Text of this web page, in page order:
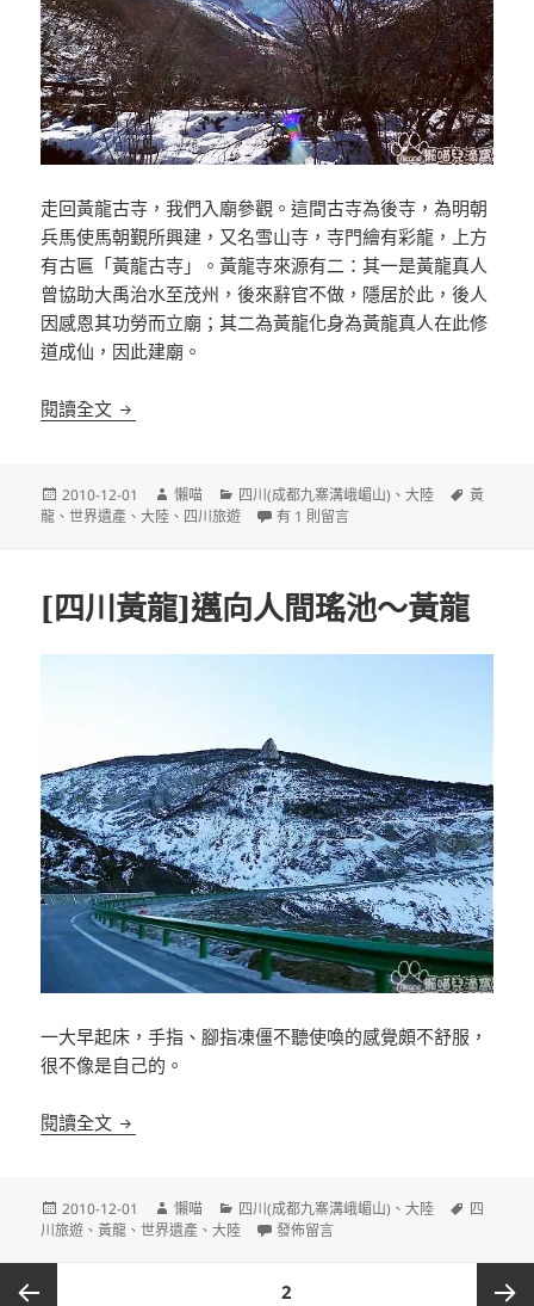
走回黃龍古寺，我們入廟參觀。這間古寺為後寺，為明朝
兵馬使馬朝覲所興建，又名雪山寺，寺門繪有彩龍，上方
有古匾「黃龍古寺」。黃龍寺來源有二：其一是黃龍真人
曾協助大禹治水至茂州，後來辭官不做，隱居於此，後人
因感恩其功勞而立廟；其二為黃龍化身為黃龍真人在此修
道成仙，因此建廟。
閱讀全文 [四川黃龍]黃龍的山水遊趣
發
佈
2010-12-01
作
者
懶喵
分
類
四川(成都九寨溝峨嵋山) 、大陸
標
黃
龍 、世界遺產 、大陸 、 四川旅遊 在〈[四川黃龍]黃龍的山水遊趣〉中
有 1 則留言
[四川黃龍]邁向人間瑤池～黃龍
一大早起床，手指、腳指凍僵不聽使喚的感覺頗不舒服，
很不像是自己的。
閱讀全文 [四川黃龍]邁向人間瑤池～黃龍
發
佈
2010-12-01
作
者
懶喵
分
類
四川(成都九寨溝峨嵋山) 、大陸
標
四
川旅遊 、黃龍 、世界遺產 、大陸 在〈[四川黃龍]邁向人間瑤池～黃龍〉
發佈留言
頁次2